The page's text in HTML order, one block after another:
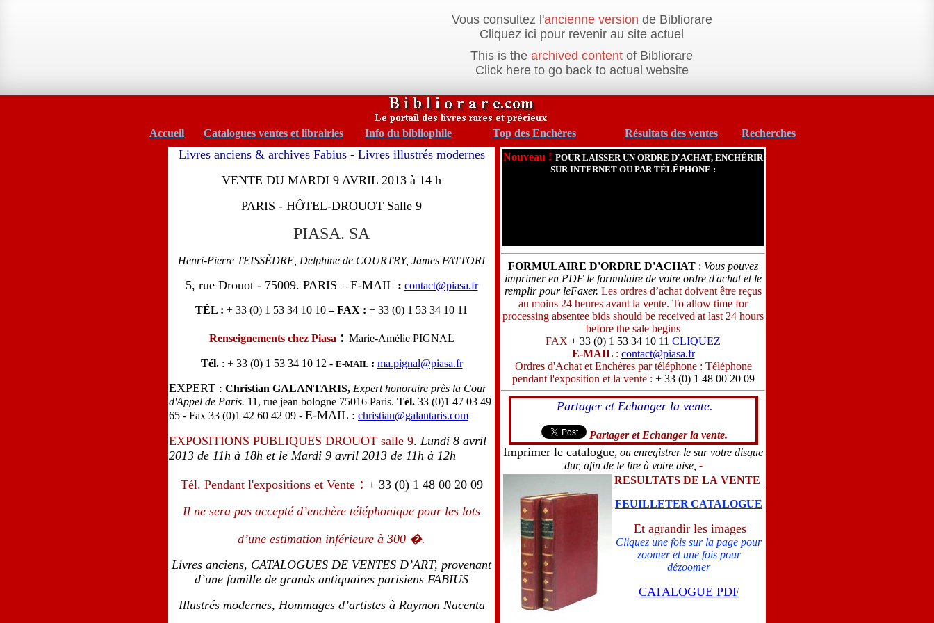
Vous consultez l'ancienne version de Bibliorare
Cliquez ici pour revenir au site actuel
This is the archived content of Bibliorare
Click here to go back to actual website
Accueil Catalogues ventes et librairies Info du bibliophile Top des Enchères Résultats des ventes Recherches
Livres anciens & archives Fabius - Livres illustrés modernes
VENTE DU MARDI 9 AVRIL 2013 à 14 h
PARIS - HÔTEL-DROUOT Salle 9
PIASA. SA
Henri-Pierre TEISSÈDRE, Delphine de COURTRY, James FATTORI
5, rue Drouot - 75009. PARIS – E-MAIL : contact@piasa.fr
TÉL : + 33 (0) 1 53 34 10 10– FAX : + 33 (0) 1 53 34 10 11
Renseignements chez Piasa : Marie-Amélie PIGNAL
Tél.: + 33 (0) 1 53 34 10 12 - E-MAIL : ma.pignal@piasa.fr
EXPERT : Christian GALANTARIS, Expert honoraire près la Cour
d'Appel de Paris. 11, rue jean bologne 75016 Paris. Tél. 33 (0)1 47 03 49
65 - Fax 33 (0)1 42 60 42 09 - E-MAIL : christian@galantaris.com
EXPOSITIONS PUBLIQUES DROUOT salle 9. Lundi 8 avril
2013 de 11h à 18h et le Mardi 9 avril 2013 de 11h à 12h
Tél. Pendant l'expositions et Vente: + 33 (0) 1 48 00 20 09
Il ne sera pas accepté d’enchère téléphonique pour les lots
d’une estimation inférieure à 300 �.
Livres anciens, CATALOGUES DE VENTES D’ART, provenant
d’une famille de grands antiquaires parisiens FABIUS
Illustrés modernes, Hommages d’artistes à Raymon Nacenta
Nouveau ! POUR LAISSER UN ORDRE D'ACHAT, ENCHÉRIR
SUR INTERNET OU PAR TÉLÉPHONE :
FORMULAIRE D'ORDRE D'ACHAT : Vous pouvez
imprimer en PDF le formulaire de votre ordre d'achat et le
remplir pour leFaxer. Les ordres d’achat doivent être reçus
au moins 24 heures avant la vente. To allow time for
processing absentee bids should be received at last 24 hours
before the sale begins
FAX + 33 (0) 1 53 34 10 11 CLIQUEZ
E-MAIL : contact@piasa.fr
Ordres d'Achat et Enchères par téléphone : Téléphone
pendant l'exposition et la vente : + 33 (0) 1 48 00 20 09
Partager et Echanger la vente.
Partager et Echanger la vente.
Imprimer le catalogue, ou enregistrer le sur votre disque
dur, afin de le lire à votre aise, -
RESULTATS DE LA VENTE
FEUILLETER CATALOGUE
Et agrandir les images
Cliquez une fois sur la page pour
zoomer et une fois pour
dézoomer
CATALOGUE PDF